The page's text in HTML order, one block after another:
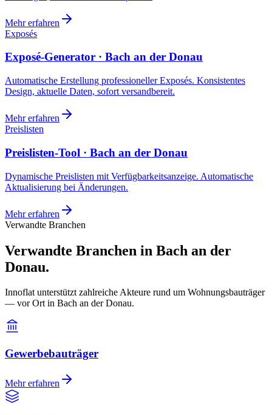
Mehr erfahren
Exposés
Exposé-Generator · Bach an der Donau
Automatische Erstellung professioneller Exposés. Konsistentes
Design, aktuelle Daten, sofort versandbereit.
Mehr erfahren
Preislisten
Preislisten-Tool · Bach an der Donau
Dynamische Preislisten mit Verfügbarkeitsanzeige. Automatische
Aktualisierung bei Änderungen.
Mehr erfahren
Verwandte Branchen
Verwandte Branchen in Bach an der
Donau.
Innoflat unterstützt zahlreiche Akteure rund um Wohnungsbauträger
— vor Ort in Bach an der Donau.
Gewerbebauträger
Mehr erfahren